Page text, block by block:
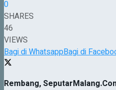
0
SHARES
46
VIEWS
Bagi di WhatsappBagi di
Rembang,